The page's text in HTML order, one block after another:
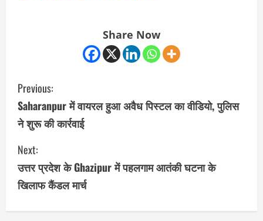
Share Now
C
o
n
t
i
n
Previous:
Saharanpur में वायरल हुआ अवैध पिस्टल का वीडियो, पुलिस
ने शुरू की कार्रवाई
Next:
उत्तर प्रदेश के Ghazipur में पहलगाम आतंकी घटना के
खिलाफ कैंडल मार्च